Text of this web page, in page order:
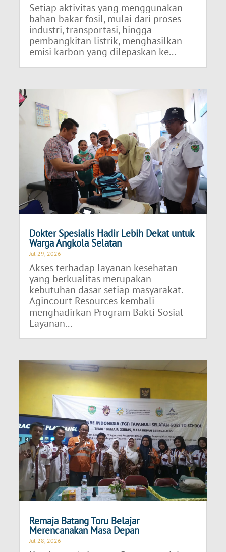
Setiap aktivitas yang menggunakan
bahan bakar fosil, mulai dari proses
industri, transportasi, hingga
pembangkitan listrik, menghasilkan
emisi karbon yang dilepaskan ke...
Dokter Spesialis Hadir Lebih Dekat untuk
Warga Angkola Selatan
Jul 29, 2026
Akses terhadap layanan kesehatan
yang berkualitas merupakan
kebutuhan dasar setiap masyarakat.
Agincourt Resources kembali
menghadirkan Program Bakti Sosial
Layanan...
Remaja Batang Toru Belajar
Merencanakan Masa Depan
Jul 28, 2026